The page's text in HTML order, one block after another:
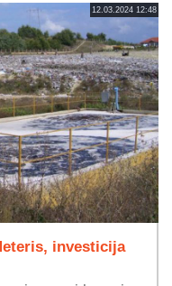
12.03.2024 12:48
investicija